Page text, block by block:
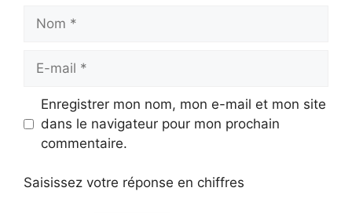
mail
Enregistrer mon nom, mon e-mail et mon site
dans le navigateur pour mon prochain
commentaire.
Saisissez votre réponse en chiffres